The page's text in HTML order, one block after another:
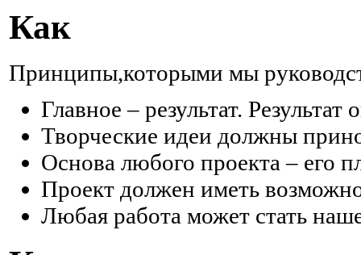
Как
Принципы,которыми мы
Главное – результат. Результат
Творческие идеи должны
Основа любого проекта – его
Проект должен иметь
Любая работа может стать